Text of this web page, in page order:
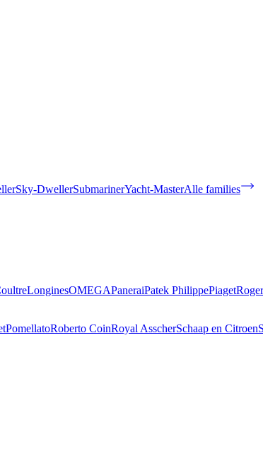
Sky-DwellerSubmarinerYacht-MasterAlle families
LonginesOMEGAPaneraiPatek PhilippePiaget
PomellatoRoberto CoinRoyal AsscherSchaap en Citroen